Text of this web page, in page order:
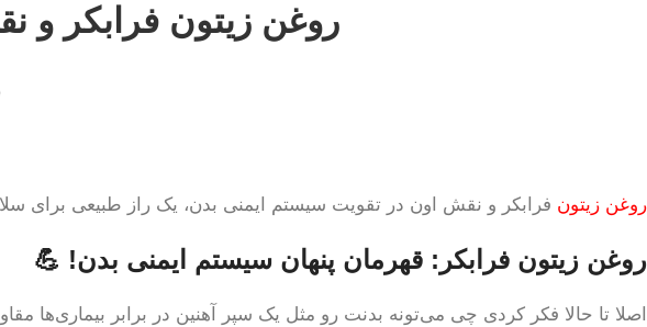
روغن زیتون فرابکر و
روغن زیتون فرابکر و نقش اون در تقویت سیستم ایمنی بدن، یک راز طبیعی برای
روغن زیتون فرابکر: قهرمان پنهان سیستم ایمنی بدن! 💪
اصلا تا حالا فکر کردی چی می‌تونه بدنت رو مثل یک سپر آهنین در برابر بیماری‌ها